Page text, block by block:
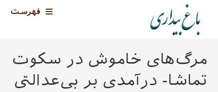
فهرست
مرگ‌های خاموش در سکوت
تماشا- درآمدی بر بی‌عدالتی